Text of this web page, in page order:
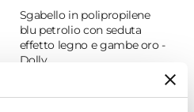
Sgabello in polipropilene
blu petrolio con seduta
effetto legno e gambe oro -
Dolly
€ 47,99